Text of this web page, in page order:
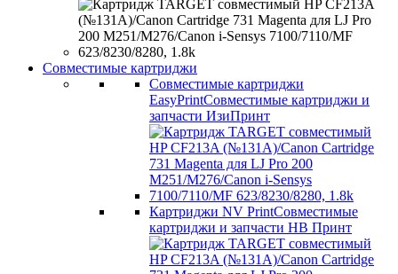
Совместимые картриджи
Совместимые картриджи
EasyPrintСовместимые картриджи и
запчасти ИзиПринт
Картриджи NV PrintСовместимые
картриджи и запчасти НВ Принт